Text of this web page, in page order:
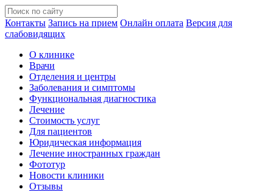
Контакты Запись на прием Онлайн оплата Версия для
слабовидящих
О клинике
Врачи
Отделения и центры
Заболевания и симптомы
Функциональная диагностика
Лечение
Стоимость услуг
Для пациентов
Юридическая информация
Лечение иностранных граждан
Фототур
Новости клиники
Отзывы